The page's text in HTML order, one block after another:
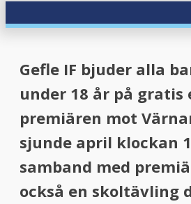
Gefle IF bjuder alla
under 18 år på gratis
premiären mot
sjunde april klockan
samband med
också en skoltävling